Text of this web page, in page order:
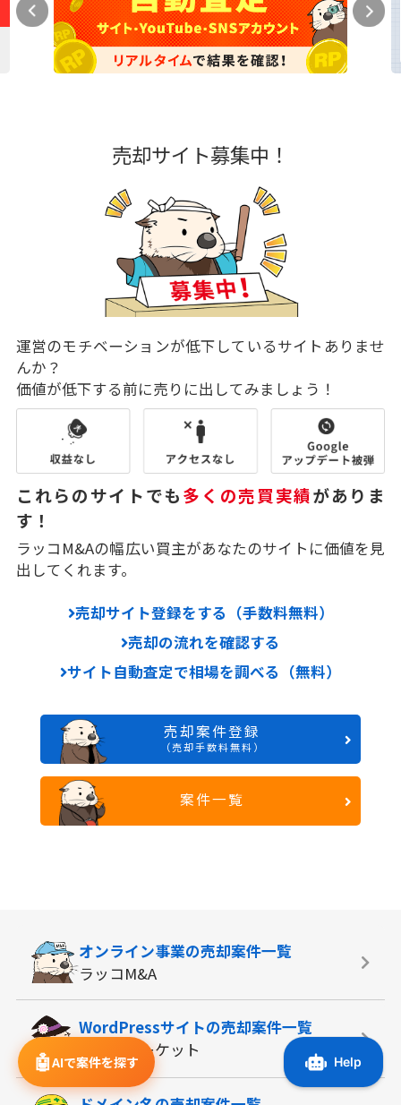
売却サイト募集中！
運営のモチベーションが低下しているサイトありませ
んか？
価値が低下する前に売りに出してみましょう！
これらのサイトでも多くの売買実績がありま
す！
ラッコM&Aの幅広い買主があなたのサイトに価値を見
出してくれます。
売却サイト登録をする（手数料無料）
売却の流れを確認する
サイト自動査定で相場を調べる（無料）
売却案件登録
（売却手数料無料）
案件一覧
🤖AIで案件を探す
オンライン事業の売却案件一覧
ラッコM&A
WordPressサイトの売却案件一覧
サイトマーケット